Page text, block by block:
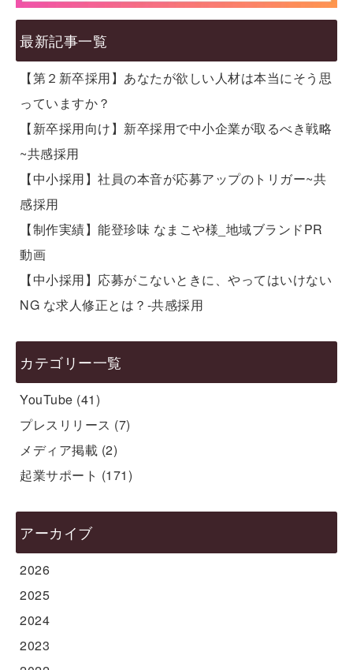
最新記事一覧
【第２新卒採用】あなたが欲しい人材は本当にそう思
っていますか？
【新卒採用向け】新卒採用で中小企業が取るべき戦略
~共感採用
【中小採用】社員の本音が応募アップのトリガー~共
感採用
【制作実績】能登珍味 なまこや様_地域ブランドPR
動画
【中小採用】応募がこないときに、やってはいけない
NG な求人修正とは？-共感採用
カテゴリー一覧
YouTube (41)
プレスリリース (7)
メディア掲載 (2)
起業サポート (171)
アーカイブ
2026
2025
2024
2023